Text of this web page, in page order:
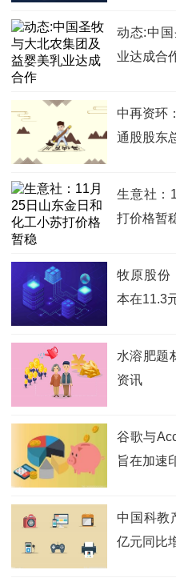
动态:中
业达成合
中再资环
通股股东
生意社：
打价格暂
牧原股份
本在11.3
水溶肥题
资讯
谷歌与
旨在加速
中国科教
亿元同比